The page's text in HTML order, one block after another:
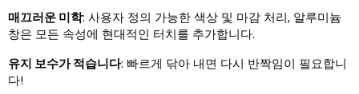
매끄러운 미학: 사용자 정의 가능한 색상 및 마감 처리, 알루미늄
창은 모든 속성에 현대적인 터치를 추가합니다.
유지 보수가 적습니다: 빠르게 닦아 내면 다시 반짝임이 필요합니
다!